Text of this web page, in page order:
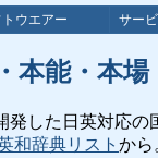
トウエアー サー
本能・本
発した日英対応の
和辞典リスト から